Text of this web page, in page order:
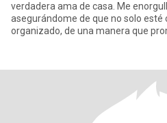
verdadera ama de casa. Me
asegurándome de que no solo esté
organizado, de una manera que